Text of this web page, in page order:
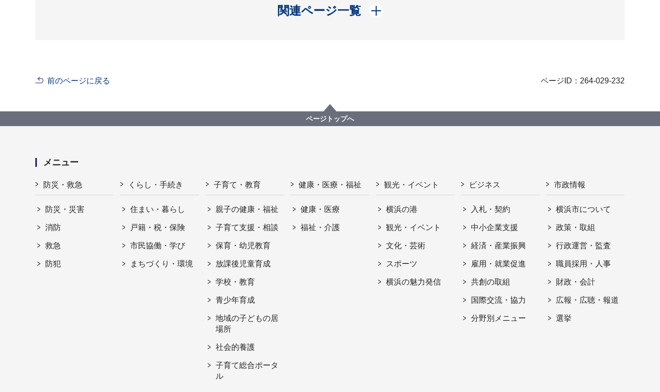
関連ページ一覧
開く
前のページに戻る ページID：264-029-232
ページトップへ
メニュー
防災・救急
防災・災害
消防
救急
防犯
くらし・手続き
住まい・暮らし
戸籍・税・保険
市民協働・学び
まちづくり・環境
子育て・教育
親子の健康・福祉
子育て支援・相談
保育・幼児教育
放課後児童育成
学校・教育
青少年育成
地域の子どもの居
場所
社会的養護
子育て総合ポータ
ル
健康・医療・福祉
健康・医療
福祉・介護
観光・イベント
横浜の港
観光・イベント
文化・芸術
スポーツ
横浜の魅力発信
ビジネス
入札・契約
中小企業支援
経済・産業振興
雇用・就業促進
共創の取組
国際交流・協力
分野別メニュー
市政情報
横浜市について
政策・取組
行政運営・監査
職員採用・人事
財政・会計
広報・広聴・報道
選挙